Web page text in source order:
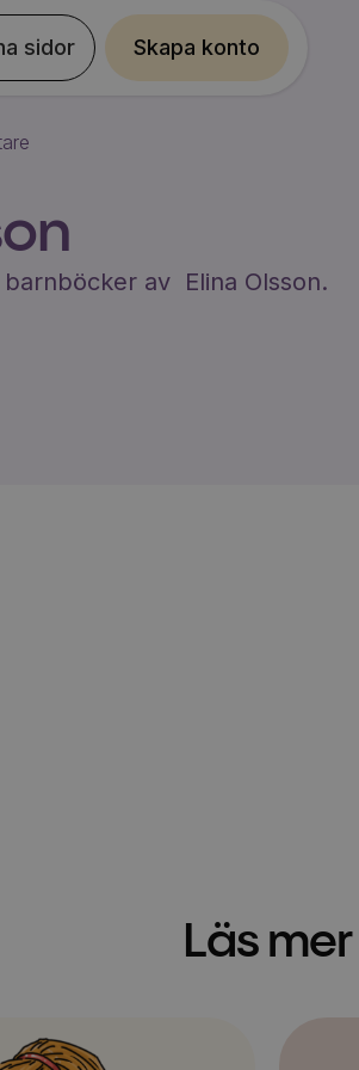
sidor Skapa konto
av Elina Olsson.
Läs mer